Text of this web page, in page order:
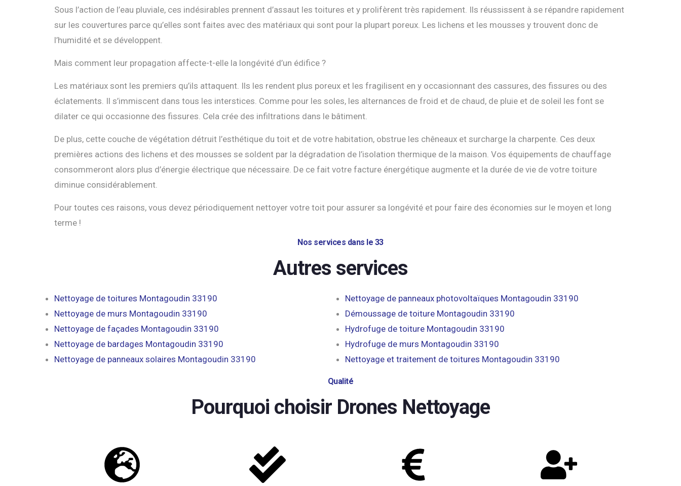
Sous l’action de l’eau pluviale, ces indésirables prennent d’assaut les toitures et y prolifèrent très rapidement. Ils réussissent à se répandre rapidement
sur les couvertures parce qu’elles sont faites avec des matériaux qui sont pour la plupart poreux. Les lichens et les mousses y trouvent donc de
l’humidité et se développent.
Mais comment leur propagation affecte-t-elle la longévité d’un édifice ?
Les matériaux sont les premiers qu’ils attaquent. Ils les rendent plus poreux et les fragilisent en y occasionnant des cassures, des fissures ou des
éclatements. Il s’immiscent dans tous les interstices. Comme pour les soles, les alternances de froid et de chaud, de pluie et de soleil les font se
dilater ce qui occasionne des fissures. Cela crée des infiltrations dans le bâtiment.
De plus, cette couche de végétation détruit l’esthétique du toit et de votre habitation, obstrue les chêneaux et surcharge la charpente. Ces deux
premières actions des lichens et des mousses se soldent par la dégradation de l’isolation thermique de la maison. Vos équipements de chauffage
consommeront alors plus d’énergie électrique que nécessaire. De ce fait votre facture énergétique augmente et la durée de vie de votre toiture
diminue considérablement.
Pour toutes ces raisons, vous devez périodiquement nettoyer votre toit pour assurer sa longévité et pour faire des économies sur le moyen et long
terme !
Nos services dans le 33
Autres services
Nettoyage de toitures Montagoudin 33190
Nettoyage de murs Montagoudin 33190
Nettoyage de façades Montagoudin 33190
Nettoyage de bardages Montagoudin 33190
Nettoyage de panneaux solaires Montagoudin 33190
Nettoyage de panneaux photovoltaïques Montagoudin 33190
Démoussage de toiture Montagoudin 33190
Hydrofuge de toiture Montagoudin 33190
Hydrofuge de murs Montagoudin 33190
Nettoyage et traitement de toitures Montagoudin 33190
Qualité
Pourquoi choisir Drones Nettoyage